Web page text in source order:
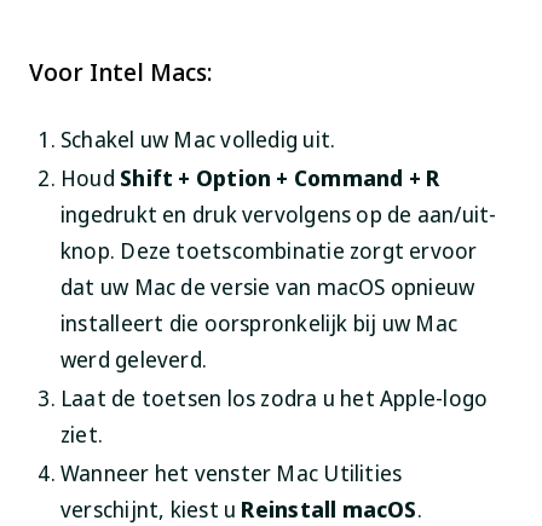
Voor Intel Macs:
Schakel uw Mac volledig uit.
Houd Shift + Option + Command + R
ingedrukt en druk vervolgens op de aan/uit-
knop. Deze toetscombinatie zorgt ervoor
dat uw Mac de versie van macOS opnieuw
installeert die oorspronkelijk bij uw Mac
werd geleverd.
Laat de toetsen los zodra u het Apple-logo
ziet.
Wanneer het venster Mac Utilities
verschijnt, kiest u Reinstall macOS.